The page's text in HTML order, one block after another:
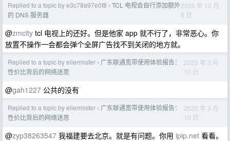
Replied to a topic by e3c78a97e0f8 › TCL 电视会自行添加额外
的 DNS 服务器
2025 年 10 月
8 日
@zmcity tcl 电视上的还好。但是他家 app 就不行了，非常恶心。你
放置不操作一会都会弹个全屏广告找不到关闭的地方就。
Replied to a topic by ellermister › 广东联通宽带使用体验报告：
性价比背后的网络迷思
2025 年 3 月
10 日
@gah1227 公共的没有
Replied to a topic by ellermister › 广东联通宽带使用体验报告：
性价比背后的网络迷思
2025 年 3 月
10 日
@zyp38263547 我福建要去北京。就是有问题。你用 ipip.net 看看。